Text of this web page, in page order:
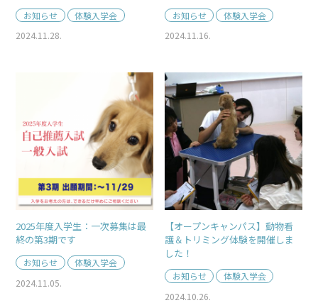
お知らせ
体験入学会
2024.11.28.
お知らせ
体験入学会
2024.11.16.
2025年度入学生：一次募集は最
終の第3期です
お知らせ
体験入学会
2024.11.05.
【オープンキャンパス】動物看
護＆トリミング体験を開催しま
した！
お知らせ
体験入学会
2024.10.26.